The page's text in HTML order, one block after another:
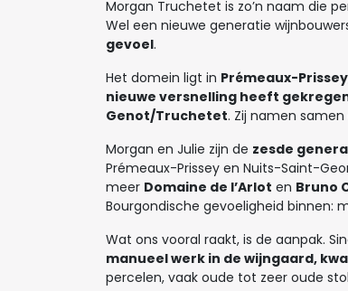
Morgan Truchetet is zo’n naam die
Wel een nieuwe generatie
gevoel.
Het domein ligt in Prémeaux-Prissey
nieuwe versnelling heeft
Genot/Truchetet. Zij namen
Morgan en Julie zijn de zesde
Prémeaux-Prissey en Nuits-Saint-
meer Domaine de l’Arlot en Bruno
Bourgondische gevoeligheid binnen:
Wat ons vooral raakt, is de aanpak.
manueel werk in de wijngaard,
percelen, vaak oude tot zeer oude